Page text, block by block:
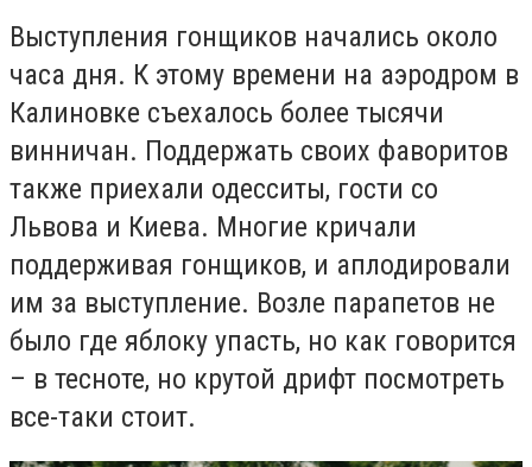
Выступления гонщиков начались около
часа дня. К этому времени на аэродром в
Калиновке съехалось более тысячи
винничан. Поддержать своих фаворитов
также приехали одесситы, гости со
Львова и Киева. Многие кричали
поддерживая гонщиков, и аплодировали
им за выступление. Возле парапетов не
было где яблоку упасть, но как говорится
– в тесноте, но крутой дрифт посмотреть
все-таки стоит.